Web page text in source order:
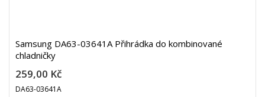
Samsung DA63-03641A Přihrádka do kombinované
chladničky
259,00 Kč
DA63-03641A